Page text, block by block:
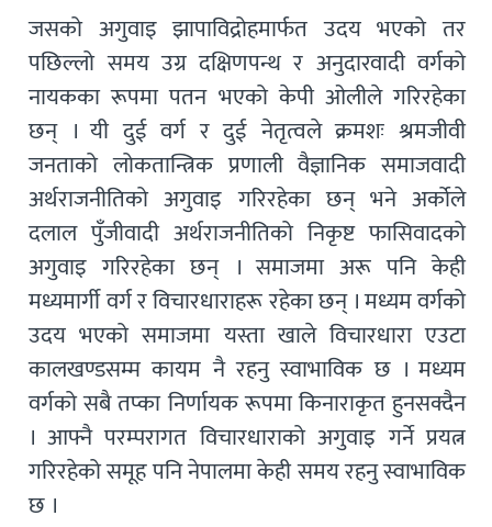
जसको अगुवाइ झापाविद्रोहमार्फत उदय भएको तर
पछिल्लो समय उग्र दक्षिणपन्थ र अनुदारवादी वर्गको
नायकका रूपमा पतन भएको केपी ओलीले गरिरहेका
छन् । यी दुई वर्ग र दुई नेतृत्वले क्रमशः श्रमजीवी
जनताको लोकतान्त्रिक प्रणाली वैज्ञानिक समाजवादी
अर्थराजनीतिको अगुवाइ गरिरहेका छन् भने अर्कोले
दलाल पुँजीवादी अर्थराजनीतिको निकृष्ट फासिवादको
अगुवाइ गरिरहेका छन् । समाजमा अरू पनि केही
मध्यमार्गी वर्ग र विचारधाराहरू रहेका छन् । मध्यम वर्गको
उदय भएको समाजमा यस्ता खाले विचारधारा एउटा
कालखण्डसम्म कायम नै रहनु स्वाभाविक छ । मध्यम
वर्गको सबै तप्का निर्णायक रूपमा किनाराकृत हुनसक्दैन
। आफ्नै परम्परागत विचारधाराको अगुवाइ गर्ने प्रयत्न
गरिरहेको समूह पनि नेपालमा केही समय रहनु स्वाभाविक
छ ।